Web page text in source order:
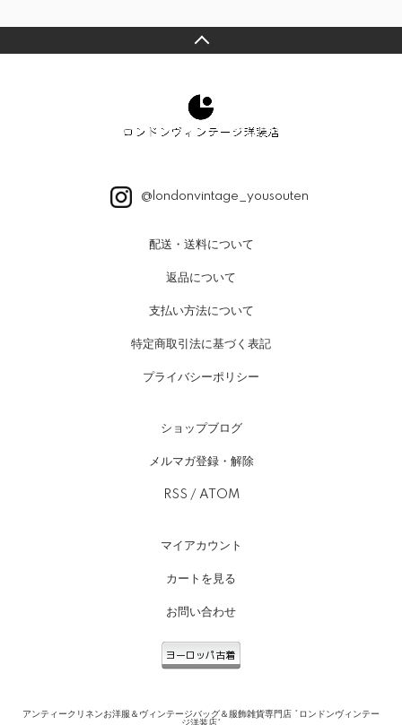
@londonvintage_yousouten
配送・送料について
返品について
支払い方法について
特定商取引法に基づく表記
プライバシーポリシー
ショップブログ
メルマガ登録・解除
RSS / ATOM
マイアカウント
カートを見る
お問い合わせ
アンティークリネンお洋服＆ヴィンテージバッグ＆服飾雑貨専門店 *ロンドンヴィンテー